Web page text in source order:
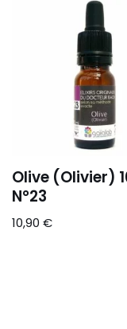
Olive (Olivier)
N°23
10,90 €